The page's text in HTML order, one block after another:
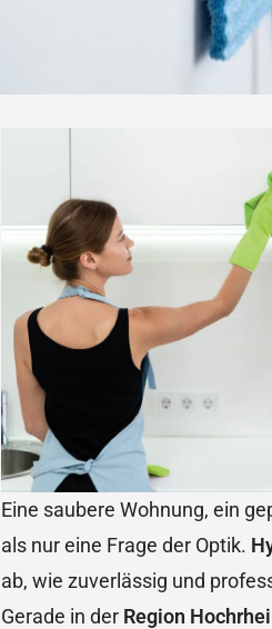
Eine saubere Wohnung, ein
als nur eine Frage der Optik.
ab, wie zuverlässig und
Gerade in der Region